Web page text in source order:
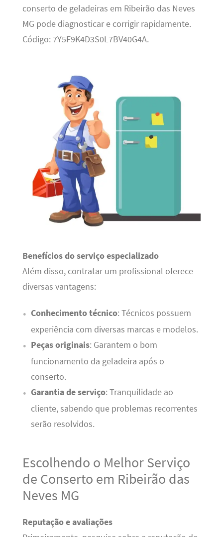
conserto de geladeiras em Ribeirão das Neves
MG pode diagnosticar e corrigir rapidamente.
Código: 7Y5F9K4D3S0L7BV40G4A.
Benefícios do serviço especializado
Além disso, contratar um profissional oferece
diversas vantagens:
Conhecimento técnico: Técnicos possuem
experiência com diversas marcas e modelos.
Peças originais: Garantem o bom
funcionamento da geladeira após o
conserto.
Garantia de serviço: Tranquilidade ao
cliente, sabendo que problemas recorrentes
serão resolvidos.
Escolhendo o Melhor Serviço
de Conserto em Ribeirão das
Neves MG
Reputação e avaliações